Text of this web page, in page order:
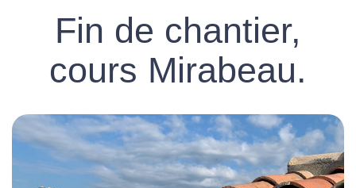
Fin de chantier,
cours Mirabeau.